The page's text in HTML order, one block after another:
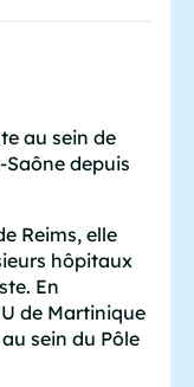
au sein de
depuis
Reims, elle
hôpitaux
En
de Martinique
sein du Pôle